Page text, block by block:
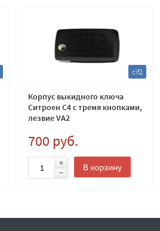
cif2
Корпус выкидного ключа
Ситроен C4 с тремя кнопками,
лезвие VA2
700 руб.
В корзину